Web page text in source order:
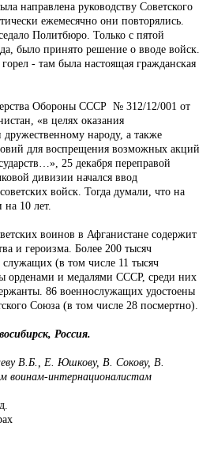
направлена руководству Советского
ежемесячно они повторялись.
Политбюро. Только с пятой
было принято решение о вводе войск.
- там была настоящая гражданская
Обороны СССР № 312/12/001 от
«в целях оказания
народу, а также
для воспрещения возможных акций
25 декабря переправой
дивизии начался ввод
войск. Тогда думали, что на
10 лет.
воинов в Афганистане содержит
и героизма. Более 200 тысяч
(в том числе 11 тысяч
орденами и медалями СССР, среди них
86 военнослужащих удостоены
Союза (в том числе 28 посмертно).
Россия.
В.Б., Е. Юшкову, В. Сокову, В.
воинам-интернационалистам